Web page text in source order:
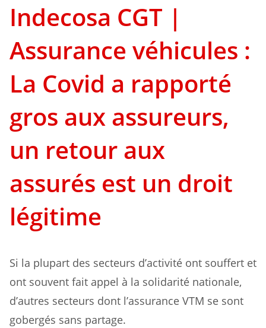
Indecosa CGT |
Assurance véhicules :
La Covid a rapporté
gros aux assureurs,
un retour aux
assurés est un droit
légitime
Si la plupart des secteurs d’activité ont souffert et
ont souvent fait appel à la solidarité nationale,
d’autres secteurs dont l’assurance VTM se sont
gobergés sans partage.